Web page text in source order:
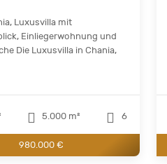
Luxusvilla mit
Einliegerwohnung und
Die Luxusvilla in Chania,
5.000 m² 6
980.000 €